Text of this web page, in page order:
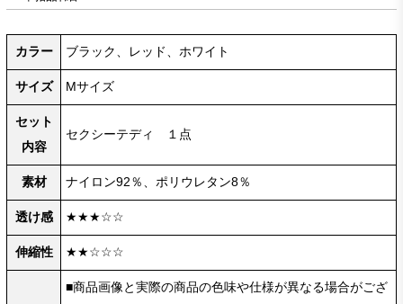
カラー ブラック、レッド、ホワイト
サイズ Mサイズ
セット
内容
セクシーテディ １点
素材 ナイロン92％、ポリウレタン8％
透け感 ★★★☆☆
伸縮性 ★★☆☆☆
■商品画像と実際の商品の色味や仕様が異なる場合がござ